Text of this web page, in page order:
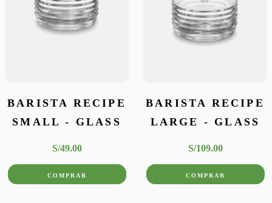
BARISTA RECIPE
SMALL - GLASS
S/49.00
COMPRAR
BARISTA RECIPE
LARGE - GLASS
S/109.00
COMPRAR